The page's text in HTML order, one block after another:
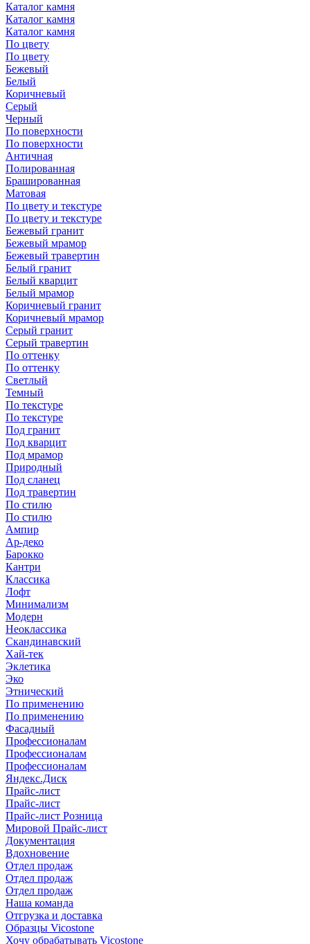
Каталог камня
Каталог камня
Каталог камня
По цвету
По цвету
Бежевый
Белый
Коричневый
Серый
Черный
По поверхности
По поверхности
Античная
Полированная
Брашированная
Матовая
По цвету и текстуре
По цвету и текстуре
Бежевый гранит
Бежевый мрамор
Бежевый травертин
Белый гранит
Белый кварцит
Белый мрамор
Коричневый гранит
Коричневый мрамор
Серый гранит
Серый травертин
По оттенку
По оттенку
Светлый
Темный
По текстуре
По текстуре
Под гранит
Под кварцит
Под мрамор
Природный
Под сланец
Под травертин
По стилю
По стилю
Ампир
Ар-деко
Барокко
Кантри
Классика
Лофт
Минимализм
Модерн
Неоклассика
Скандинавский
Хай-тек
Эклетика
Эко
Этнический
По применению
По применению
Фасадный
Профессионалам
Профессионалам
Профессионалам
Яндекс.Диск
Прайс-лист
Прайс-лист
Прайс-лист Розница
Мировой Прайс-лист
Документация
Вдохновение
Отдел продаж
Отдел продаж
Отдел продаж
Наша команда
Отгрузка и доставка
Образцы Vicostone
Хочу обрабатывать Vicostone